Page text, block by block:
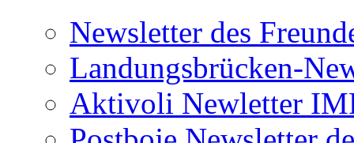
Newsletter des
Landungsbrücken-
Aktivoli Newletter